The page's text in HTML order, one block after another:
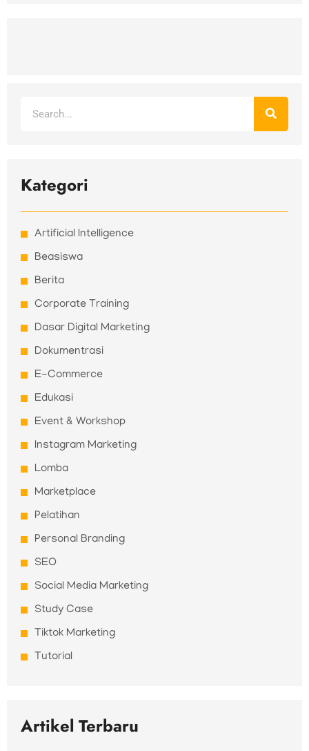
Kategori
Artificial Intelligence
Beasiswa
Berita
Corporate Training
Dasar Digital Marketing
Dokumentrasi
E-Commerce
Edukasi
Event & Workshop
Instagram Marketing
Lomba
Marketplace
Pelatihan
Personal Branding
SEO
Social Media Marketing
Study Case
Tiktok Marketing
Tutorial
Artikel Terbaru